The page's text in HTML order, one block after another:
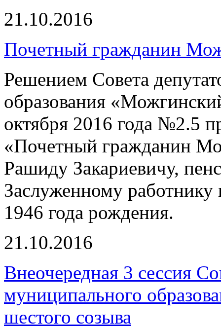
21.10.2016
Почетный гражданин
Решением Совета
образования
октября 2016 года №2.5
«Почетный гражданин
Рашиду Закариевичу,
Заслуженному
1946 года рождения.
21.10.2016
Внеочередная 3 сессия
муниципального
шестого созыва